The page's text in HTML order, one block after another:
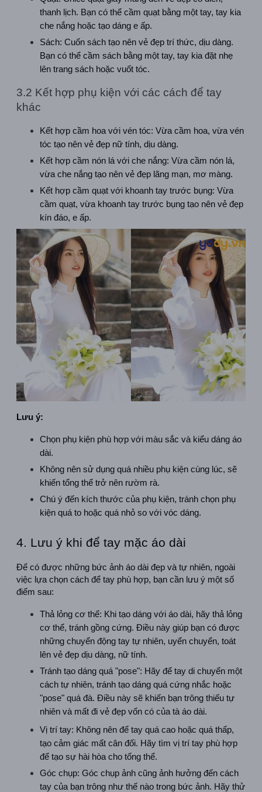
thanh lịch. Bạn có thể cầm quạt bằng một tay, tay kia
che nắng hoặc tạo dáng e ấp.
Sách: Cuốn sách tạo nên vẻ đẹp trí thức, dịu dàng.
Bạn có thể cầm sách bằng một tay, tay kia đặt nhẹ
lên trang sách hoặc vuốt tóc.
3.2 Kết hợp phụ kiện với các cách để tay
khác
Kết hợp cầm hoa với vén tóc: Vừa cầm hoa, vừa vén
tóc tạo nên vẻ đẹp nữ tính, dịu dàng.
Kết hợp cầm nón lá với che nắng: Vừa cầm nón lá,
vừa che nắng tạo nên vẻ đẹp lãng mạn, mơ màng.
Kết hợp cầm quạt với khoanh tay trước bụng: Vừa
cầm quạt, vừa khoanh tay trước bụng tạo nên vẻ đẹp
kín đáo, e ấp.
Lưu ý:
Chọn phụ kiện phù hợp với màu sắc và kiểu dáng áo
dài.
Không nên sử dụng quá nhiều phụ kiện cùng lúc, sẽ
khiến tổng thể trở nên rườm rà.
Chú ý đến kích thước của phụ kiện, tránh chọn phụ
kiện quá to hoặc quá nhỏ so với vóc dáng.
4. Lưu ý khi để tay mặc áo dài
Để có được những bức ảnh áo dài đẹp và tự nhiên, ngoài
việc lựa chọn cách để tay phù hợp, bạn cần lưu ý một số
điểm sau:
Thả lỏng cơ thể: Khi tạo dáng với áo dài, hãy thả lỏng
cơ thể, tránh gồng cứng. Điều này giúp bạn có được
những chuyển động tay tự nhiên, uyển chuyển, toát
lên vẻ đẹp dịu dàng, nữ tính.
Tránh tạo dáng quá "pose": Hãy để tay di chuyển một
cách tự nhiên, tránh tạo dáng quá cứng nhắc hoặc
"pose" quá đà. Điều này sẽ khiến bạn trông thiếu tự
nhiên và mất đi vẻ đẹp vốn có của tà áo dài.
Vị trí tay: Không nên để tay quá cao hoặc quá thấp,
tạo cảm giác mất cân đối. Hãy tìm vị trí tay phù hợp
để tạo sự hài hòa cho tổng thể.
Góc chụp: Góc chụp ảnh cũng ảnh hưởng đến cách
tay của bạn trông như thế nào trong bức ảnh. Hãy thử